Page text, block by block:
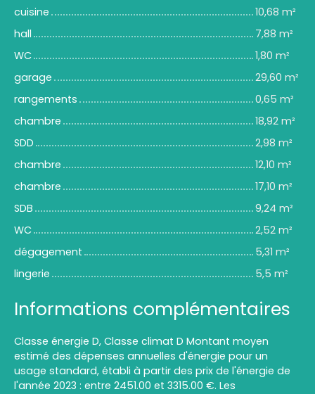
cuisine
10,68 m²
hall
7,88 m²
WC
1,80 m²
garage
29,60 m²
rangements
0,65 m²
chambre
18,92 m²
SDD
2,98 m²
chambre
12,10 m²
chambre
17,10 m²
SDB
9,24 m²
WC
2,52 m²
dégagement
5,31 m²
lingerie
5,5 m²
Informations complémentaires
Classe énergie D, Classe climat D Montant moyen
estimé des dépenses annuelles d'énergie pour un
usage standard, établi à partir des prix de l'énergie de
l'année 2023 : entre 2451.00 et 3315.00 €. Les